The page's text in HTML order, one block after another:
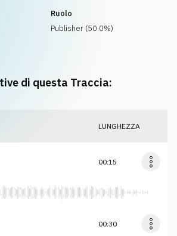
Ruolo
Publisher (50.0%)
di questa Traccia:
LUNGHEZZA
00:15
00:30